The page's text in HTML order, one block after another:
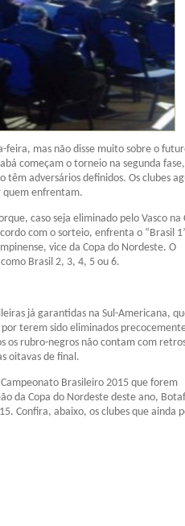
feira, mas não disse muito sobre o
começam o torneio na segunda
têm adversários definidos. Os clubes
quem enfrentam.
caso seja eliminado pelo Vasco na
com o sorteio, enfrenta o “Brasil
vice da Copa do Nordeste. O
Brasil 2, 3, 4, 5 ou 6.
já garantidas na Sul-Americana,
terem sido eliminados
os rubro-negros não contam com
oitavas de final.
Brasileiro 2015 que forem
da Copa do Nordeste deste ano,
Confira, abaixo, os clubes que ainda